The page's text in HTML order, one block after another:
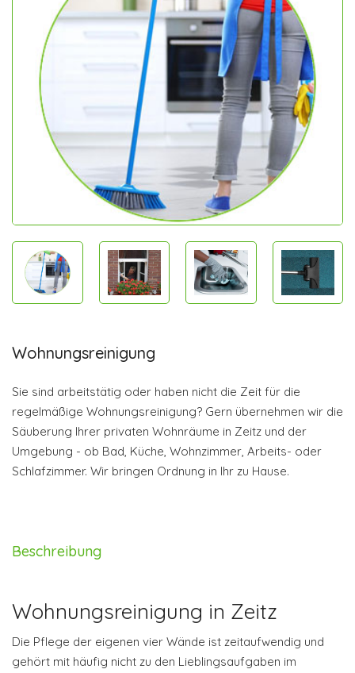
Wohnungsreinigung
Sie sind arbeitstätig oder haben nicht die Zeit für die
regelmäßige Wohnungsreinigung? Gern übernehmen wir die
Säuberung Ihrer privaten Wohnräume in Zeitz und der
Umgebung - ob Bad, Küche, Wohnzimmer, Arbeits- oder
Schlafzimmer. Wir bringen Ordnung in Ihr zu Hause.
Beschreibung
Wohnungsreinigung in Zeitz
Die Pflege der eigenen vier Wände ist zeitaufwendig und
gehört mit häufig nicht zu den Lieblingsaufgaben im